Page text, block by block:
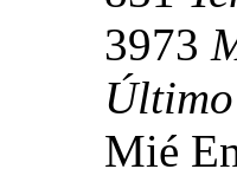
3973
Mié